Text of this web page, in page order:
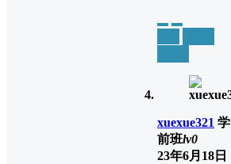
xuexue321 学
前班lv0
23年6月18日